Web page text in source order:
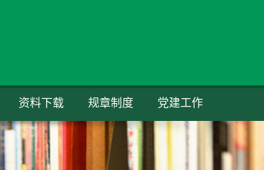
资料下载 规章制度 党建工作